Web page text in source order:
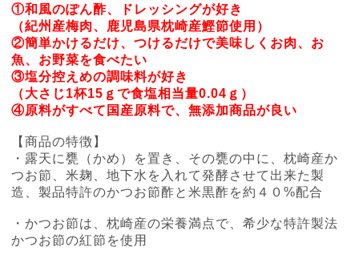
①和風のぽん酢、ドレッシングが好き
（紀州産梅肉、鹿児島県枕崎産鰹節使用）
②簡単かけるだけ、つけるだけで美味しくお肉、お
魚、お野菜を食べたい
③塩分控えめの調味料が好き
（大さじ1杯15ｇで食塩相当量0.04ｇ）
④原料がすべて国産原料で、無添加商品が良い
【商品の特徴】
・露天に甕（かめ）を置き、その甕の中に、枕崎産か
つお節、米麹、地下水を入れて発酵させて出来た製
造、製品特許のかつお節酢と米黒酢を約４０%配合
・かつお節は、枕崎産の栄養満点で、希少な特許製法
かつお節の紅節を使用